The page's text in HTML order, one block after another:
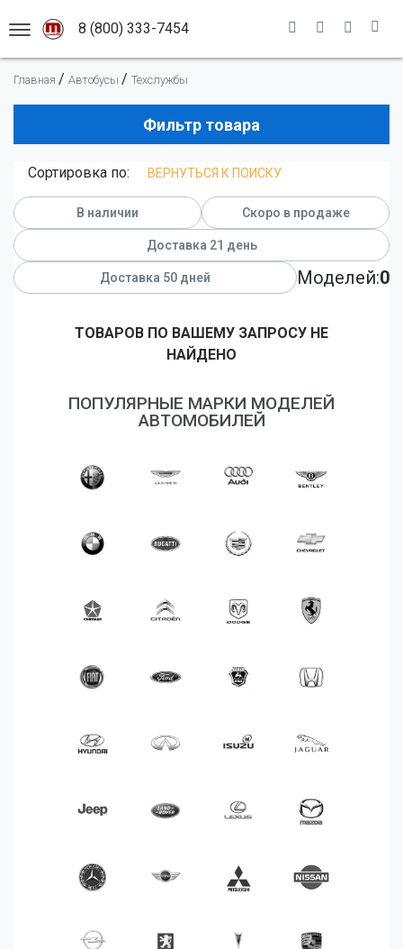
8 (800) 333-7454
Главная / Автобусы / Техслужбы
Фильтр товара
Сортировка по: ВЕРНУТЬСЯ К ПОИСКУ
В наличии Скоро в продаже
Доставка 21 день
Доставка 50 дней Моделей:0
ТОВАРОВ ПО ВАШЕМУ ЗАПРОСУ НЕ
НАЙДЕНО
ПОПУЛЯРНЫЕ МАРКИ МОДЕЛЕЙ
АВТОМОБИЛЕЙ
МОДЕЛЕЙ
Каталог моделей
Премиальные модели
Легковые автомобили
Гоночные автомобили
Грузовые автомобили
Военная техника
Аксессуары
1:12
Адрес магазина
Информация
Правила